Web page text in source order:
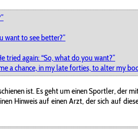
want to see better?”
tried again: “So, what do you want?”
a chance, in my late forties, to alter my
ist. Es geht um einen Sportler, der
Hinweis auf einen Arzt, der sich auf